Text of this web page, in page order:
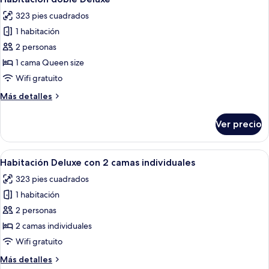
todas
las
fotos
de
Habitación
doble
323 pies cuadrados
1 habitación
2 personas
1 cama Queen size
Wifi gratuito
Más detalles
Más
doble
Deluxe
Ver precio
Abrir
todas
las
fotos
de
Habitación
Deluxe
Una habitación de hotel con una
6
Habitación Deluxe con 2 camas individuales
323 pies cuadrados
1 habitación
2 personas
2 camas individuales
Wifi gratuito
Más detalles
Más